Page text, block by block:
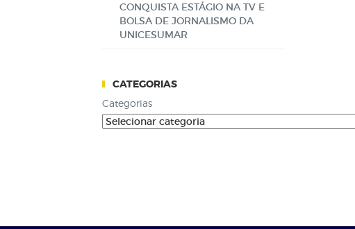
CONQUISTA ESTÁGIO NA TV E
BOLSA DE JORNALISMO DA
UNICESUMAR
CATEGORIAS
Categorias